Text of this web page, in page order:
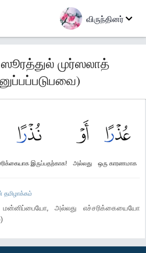
விருந்தினர்
ஸூரத்துல் முர்ஸலாத்
ஒரு காரணமாக
அல்லது
இருப்பதற்காக!
தமிழாக்கம்
அல்லது எச்சரிக்கையையோ